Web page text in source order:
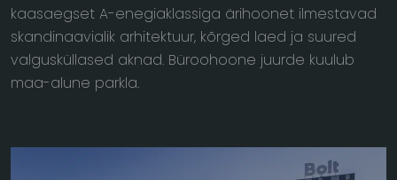
kaasaegset A-enegiaklassiga ärihoonet ilmestavad
skandinaavialik arhitektuur, kõrged laed ja suured
valgusküllased aknad. Büroohoone juurde kuulub
maa-alune parkla.